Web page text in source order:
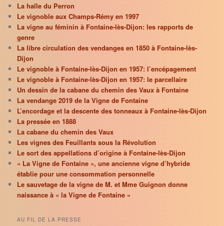
La halle du Perron
Le vignoble aux Champs-Rémy en 1997
La vigne au féminin à Fontaine-lès-Dijon: les rapports de
genre
La libre circulation des vendanges en 1850 à Fontaine-lès-
Dijon
Le vignoble à Fontaine-lès-Dijon en 1957: l’encépagement
Le vignoble à Fontaine-lès-Dijon en 1957: le parcellaire
Un dessin de la cabane du chemin des Vaux à Fontaine
La vendange 2019 de la Vigne de Fontaine
L’encordage et la descente des tonneaux à Fontaine-lès-Dijon
La pressée en 1888
La cabane du chemin des Vaux
Les vignes des Feuillants sous la Révolution
Le sort des appellations d’origine à Fontaine-lès-Dijon
« La Vigne de Fontaine », une ancienne vigne d’hybride
établie pour une consommation personnelle
Le sauvetage de la vigne de M. et Mme Guignon donne
naissance à « la Vigne de Fontaine »
AU FIL DE LA PRESSE